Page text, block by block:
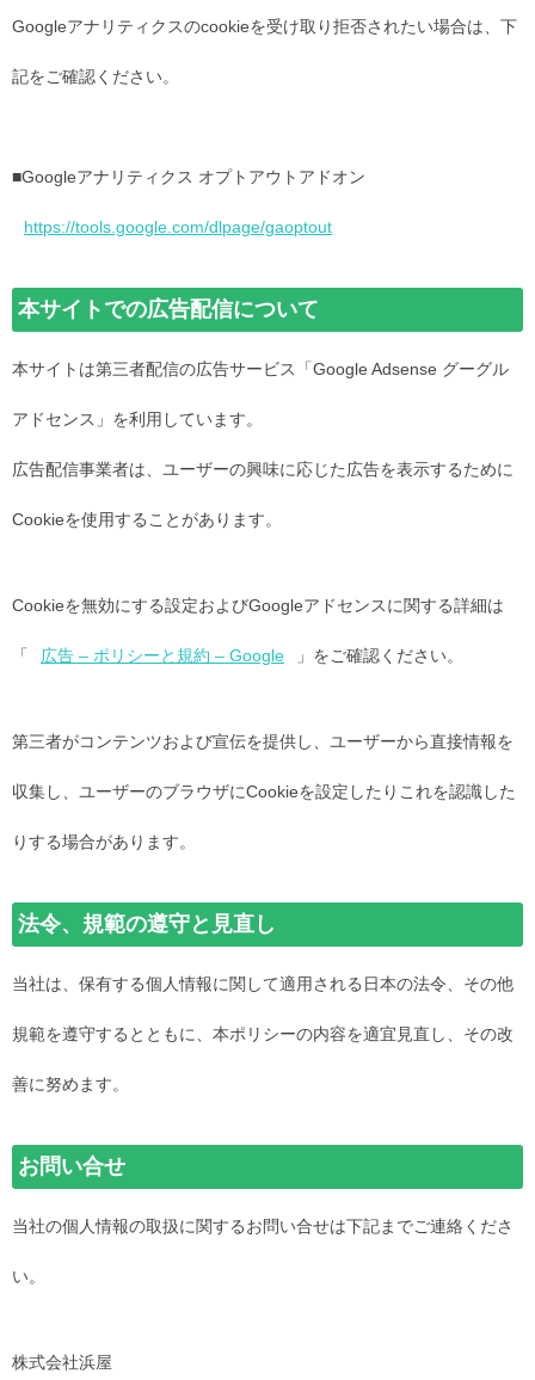
Googleアナリティクスのcookieを受け取り拒否されたい場合は、下
記をご確認ください。
■Googleアナリティクス オプトアウトアドオン
https://tools.google.com/dlpage/gaoptout
本サイトでの広告配信について
本サイトは第三者配信の広告サービス「Google Adsense グーグル
アドセンス」を利用しています。
広告配信事業者は、ユーザーの興味に応じた広告を表示するために
Cookieを使用することがあります。
Cookieを無効にする設定およびGoogleアドセンスに関する詳細は
「 広告 – ポリシーと規約 – Google 」をご確認ください。
第三者がコンテンツおよび宣伝を提供し、ユーザーから直接情報を
収集し、ユーザーのブラウザにCookieを設定したりこれを認識した
りする場合があります。
法令、規範の遵守と見直し
当社は、保有する個人情報に関して適用される日本の法令、その他
規範を遵守するとともに、本ポリシーの内容を適宜見直し、その改
善に努めます。
お問い合せ
当社の個人情報の取扱に関するお問い合せは下記までご連絡くださ
い。
株式会社浜屋